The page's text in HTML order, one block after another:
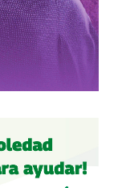
el Mundial
la alegría que